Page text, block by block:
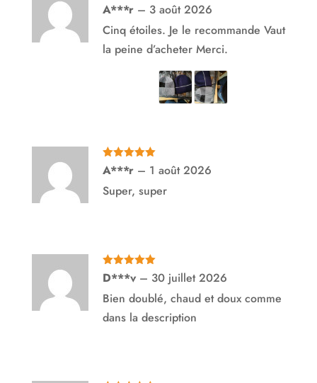
Note5sur
5A***r – 3 août 2026
Cinq étoiles. Je le recommande Vaut
la peine d’acheter Merci.
Note5sur
5A***r – 1 août 2026
Super, super
Note5sur
5
D***v – 30 juillet 2026
Bien doublé, chaud et doux comme
dans la description